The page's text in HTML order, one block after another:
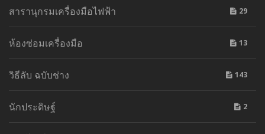
สารานุกรมเครื่องมือไฟฟ้า 29
ห้องซ่อมเครื่องมือ 13
วิธีลับ ฉบับช่าง 143
นักประดิษฐ์ 2